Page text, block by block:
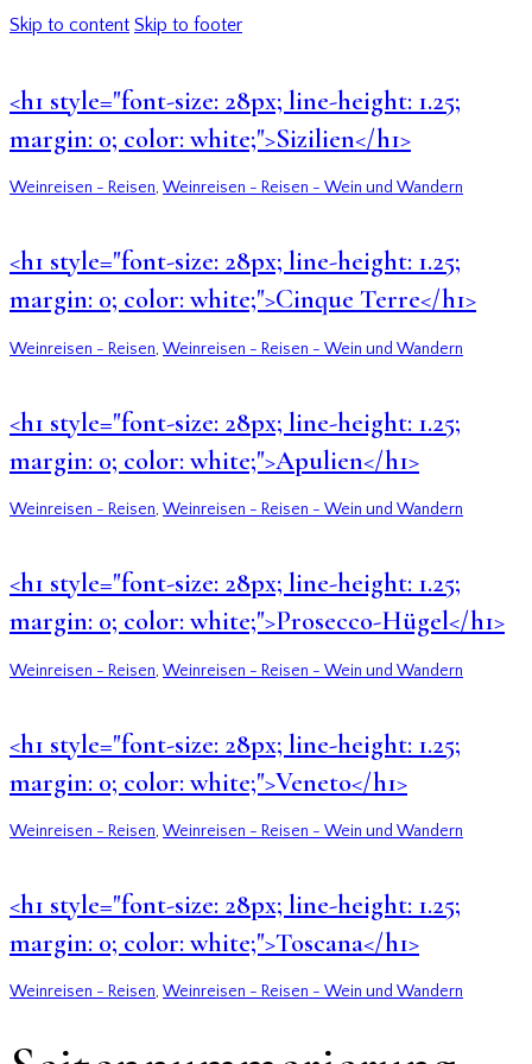
Skip to content Skip to footer
<h1 style="font-size: 28px; line-height: 1.25;
margin: 0; color: white;">Sizilien</h1>
Weinreisen - Reisen, Weinreisen - Reisen - Wein und Wandern
<h1 style="font-size: 28px; line-height: 1.25;
margin: 0; color: white;">Cinque Terre</h1>
Weinreisen - Reisen, Weinreisen - Reisen - Wein und Wandern
<h1 style="font-size: 28px; line-height: 1.25;
margin: 0; color: white;">Apulien</h1>
Weinreisen - Reisen, Weinreisen - Reisen - Wein und Wandern
<h1 style="font-size: 28px; line-height: 1.25;
margin: 0; color: white;">Prosecco-Hügel</h1>
Weinreisen - Reisen, Weinreisen - Reisen - Wein und Wandern
<h1 style="font-size: 28px; line-height: 1.25;
margin: 0; color: white;">Veneto</h1>
Weinreisen - Reisen, Weinreisen - Reisen - Wein und Wandern
<h1 style="font-size: 28px; line-height: 1.25;
margin: 0; color: white;">Toscana</h1>
Weinreisen - Reisen, Weinreisen - Reisen - Wein und Wandern